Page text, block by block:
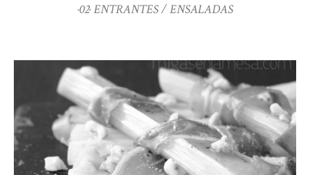
·02· ENTRANTES / ENSALADAS